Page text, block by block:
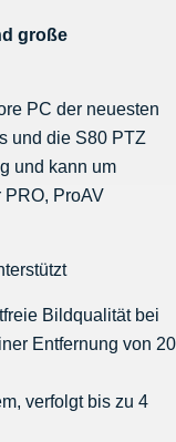
große
PC der neuesten
und die S80 PTZ
und kann um
ProAV
Bildqualität bei
Entfernung von 20
verfolgt bis zu 4